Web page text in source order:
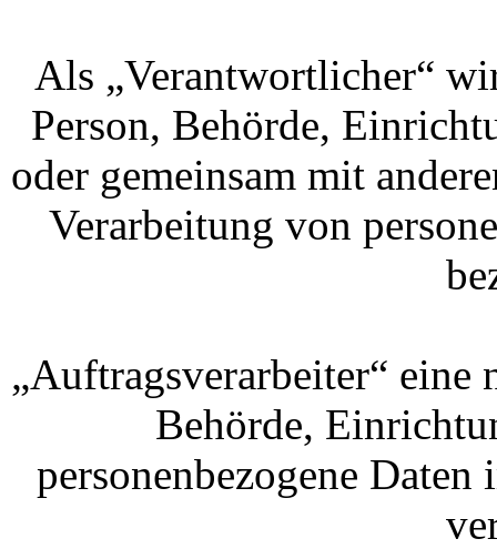
Als „Verantwortlicher“
Person, Behörde,
oder gemeinsam mit
Verarbeitung von
„Auftragsverarbeiter“ eine
Behörde,
personenbezogene